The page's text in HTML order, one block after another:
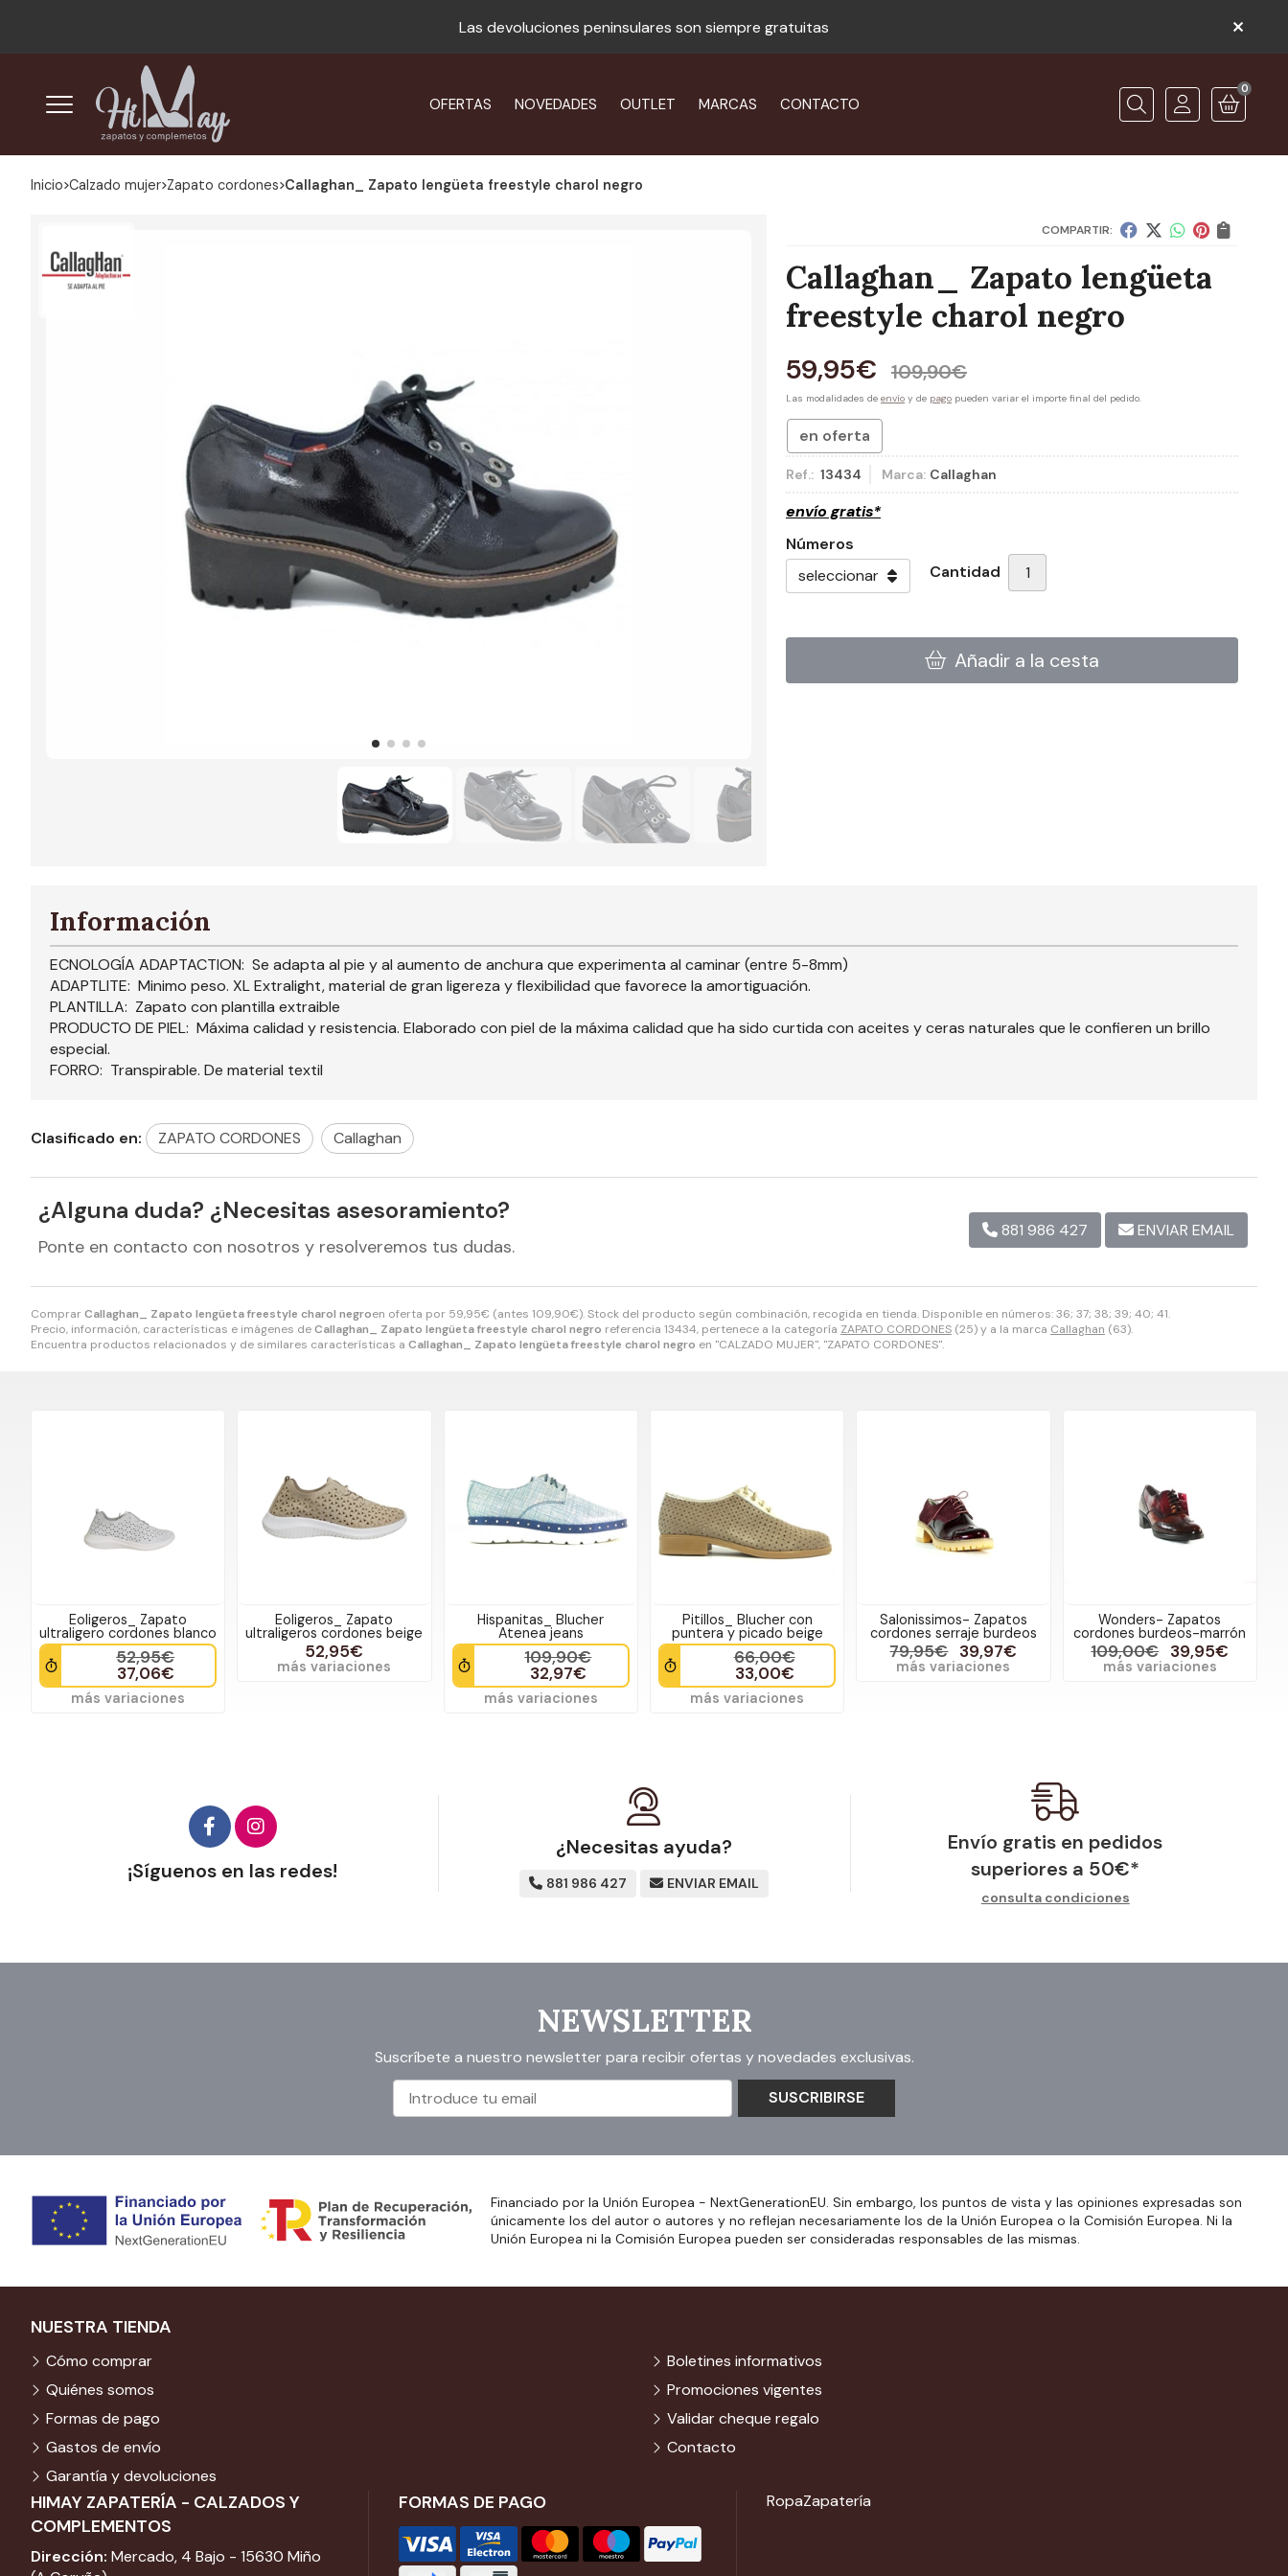
Las devoluciones peninsulares son siempre gratuitas
OFERTAS NOVEDADES OUTLET MARCAS CONTACTO Buscar
0
Inicio calzado mujer zapato cordones Callaghan_ Zapato lengüeta freestyle charol negro
COMPARTIR:
Callaghan_ Zapato lengüeta
freestyle charol negro
59,95€ 109,90€
Las modalidades de envío y de pago pueden variar el importe final del pedido.
en oferta
Ref.: 13434 Marca: Callaghan
envío gratis*
Números
Cantidad
Añadir a la cesta
ComprarCallaghan_ Zapato lengüeta freestyle charol negroen oferta por 59,95€ (antes 109,90€). Stock del producto según combinación, recogida en tienda. Disponible en números: 36; 37; 38; 39; 40; 41.
Precio, información, características e imágenes deCallaghan_ Zapato lengüeta freestyle charol negro referencia 13434, pertenece a la categoría ZAPATO CORDONES (25) y a la marca Callaghan (63).
Encuentra productos relacionados y de similares características a Callaghan_ Zapato lengüeta freestyle charol negro en "CALZADO MUJER", "ZAPATO CORDONES".
Información
ECNOLOGÍA ADAPTACTION: Se adapta al pie y al aumento de anchura que experimenta al caminar (entre 5-8mm)
ADAPTLITE: Minimo peso. XL Extralight, material de gran ligereza y flexibilidad que favorece la amortiguación.
PLANTILLA: Zapato con plantilla extraible
PRODUCTO DE PIEL: Máxima calidad y resistencia. Elaborado con piel de la máxima calidad que ha sido curtida con aceites y ceras naturales que le confieren un brillo
especial.
FORRO: Transpirable. De material textil
Clasificado en: ZAPATO CORDONES Callaghan
¿Alguna duda? ¿Necesitas asesoramiento?
Ponte en contacto con nosotros y resolveremos tus dudas.
881 986 427 ENVIAR EMAIL
Eoligeros_ Zapato
ultraligero cordones blanco
52,95€
37,06€
más variaciones
Eoligeros_ Zapato
ultraligeros cordones beige
52,95€
más variaciones
Hispanitas_ Blucher
Atenea jeans
109,90€
32,97€
más variaciones
Pitillos_ Blucher con
puntera y picado beige
66,00€
33,00€
más variaciones
Salonissimos- Zapatos
cordones serraje burdeos
79,95€ 39,97€
más variaciones
Wonders- Zapatos
cordones burdeos-marrón
109,00€ 39,95€
más variaciones
¡Síguenos en las redes!
¿Necesitas ayuda?
881 986 427 ENVIAR EMAIL
Envío gratis en pedidos
superiores a 50€*
consulta condiciones
NEWSLETTER
Suscríbete a nuestro newsletter para recibir ofertas y novedades exclusivas.
SUSCRIBIRSE
Financiado por la Unión Europea - NextGenerationEU. Sin embargo, los puntos de vista y las opiniones expresadas son
únicamente los del autor o autores y no reflejan necesariamente los de la Unión Europea o la Comisión Europea. Ni la
Unión Europea ni la Comisión Europea pueden ser consideradas responsables de las mismas.
HIMAY ZAPATERÍA - CALZADOS Y
COMPLEMENTOS
Dirección: Mercado, 4 Bajo - 15630 Miño
FORMAS DE PAGO
NUESTRA TIENDA
Cómo comprar
Quiénes somos
Formas de pago
Gastos de envío
Garantía y devoluciones
Boletines informativos
Promociones vigentes
Validar cheque regalo
Contacto
RopaZapatería